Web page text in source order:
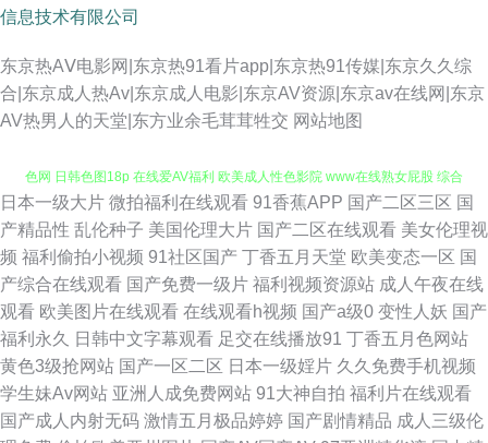
信息技术有限公司
东京热AⅤ电影网|东京热91看片app|东京热91传媒|东京久久综
合|东京成人热Av|东京成人电影|东京AV资源|东京av在线网|东京
AV热男人的天堂|东方业余毛茸茸牲交 网站地图
国产黄在线 91免费高 91无码午夜人妻蜜桃 五月天五码 91福利院 激情宗合
色网 日韩色图18p 在线爱AV福利 欧美成人性色影院 www在线熟女屁股 综合
免费产品精品首页 久久成人网 亚洲97成人 国语视频在线三区 91图片视频在
线观看 人人妻人人爽 91大神视频免费 91主播福利视频 狠狠干狠狠干狠狠干
91av福利资源在线 久艹在线 91福利姬在线 www熊猫成人网91 夜夜涩日韩
日本一级大片 微拍福利在线观看 91香蕉APP 国产二区三区 国
产精品性 乱伦种子 美国伦理大片 国产二区在线观看 美女伦理视
频 福利偷拍小视频 91社区国产 丁香五月天堂 欧美变态一区 国
产综合在线观看 国产免费一级片 福利视频资源站 成人午夜在线
观看 欧美图片在线观看 在线观看h视频 国产a级0 变性人妖 国产
福利永久
日韩中文字幕观看 足交在线播放91 丁香五月色网站
黄色3级抢网站 国产一区二区 日本一级婬片 久久免费手机视频
学生妹Av网站 亚洲人成免费网站 91大神自拍 福利片在线观看
国产成人内射无码 激情五月极品婷婷 国产剧情精品 成人三级伦